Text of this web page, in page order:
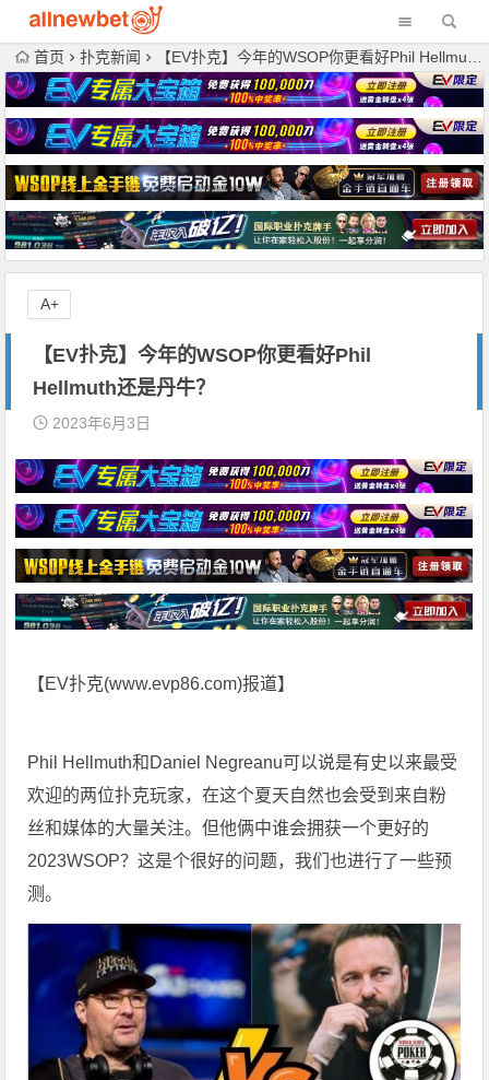
首页 扑克新闻 【EV扑克】今年的WSOP你更看好Phil Hellmuth还是丹牛？
【EV扑克】今年的WSOP你更看好Phil
Hellmuth还是丹牛？
2023年6月3日
【EV扑克(www.evp86.com)报道】
Phil Hellmuth和Daniel Negreanu可以说是有史以来最受
欢迎的两位扑克玩家，在这个夏天自然也会受到来自粉
丝和媒体的大量关注。但他俩中谁会拥获一个更好的
2023WSOP？这是个很好的问题，我们也进行了一些预
测。
A+